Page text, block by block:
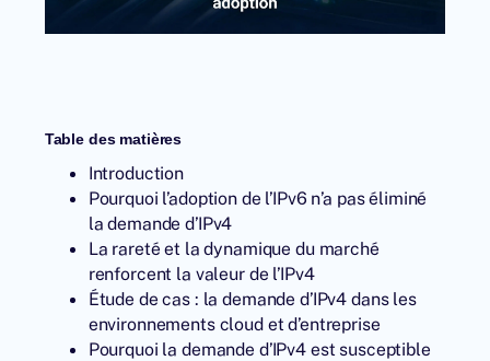
Table des matières
Introduction
Pourquoi l’adoption de l’IPv6 n’a pas éliminé
la demande d’IPv4
La rareté et la dynamique du marché
renforcent la valeur de l’IPv4
Étude de cas : la demande d’IPv4 dans les
environnements cloud et d’entreprise
Pourquoi la demande d’IPv4 est susceptible